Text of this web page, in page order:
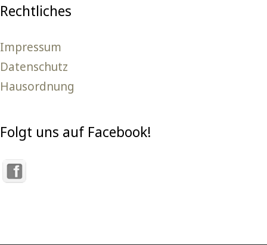
Rechtliches
Impressum
Datenschutz
Hausordnung
Folgt uns auf Facebook!